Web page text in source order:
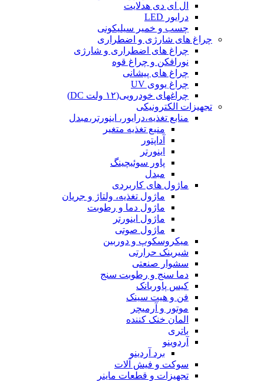
ال ای دی هدلایت
درایور LED
چسب و خمیر سیلیکونی
چراغ های شارژی و اضطراری
چراغ های اضطراری و شارژی
نورافکن و چراغ قوه
چراغ های پیشانی
چراغ یووی UV
چراغهای خودرویی(۱۲ ولت DC)
تجهیزات الکترونیکی
منابع تغذیه،درایور، اینورتر،مبدل
منبع تغذیه متغیر
آداپتور
اینورتر
پاور سوئیچینگ
مبدل
ماژول های کاربردی
ماژول تغذیه، ولتاژ و جریان
ماژول دما و رطوبت
ماژول اینورتر
ماژول صوتی
میکروسکوپ و دوربین
شیرینک حرارتی
سشوار صنعتی
دما سنج و رطوبت سنج
کیس پاوربانک
فن و هیت سینک
موتور و آرمیچر
المان خنک کننده
باتری
آردوینو
برد آردینو
سوکت و فیش آلات
تجهیزات و قطعات ماینر